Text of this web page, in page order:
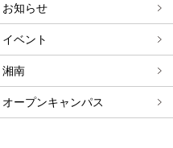
お知らせ
イベント
湘南
オープンキャンパス